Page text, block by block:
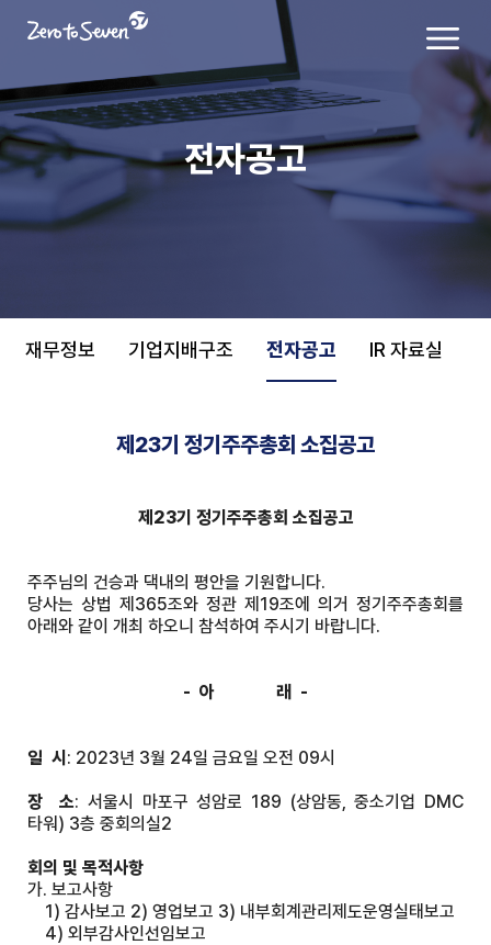
전자공고
재무정보 기업지배구조 전자공고 IR 자료실
제23기 정기주주총회 소집공고
제23기 정기주주총회 소집공고
주주님의 건승과 댁내의 평안을 기원합니다.
당사는 상법 제365조와 정관 제19조에 의거 정기주주총회를
아래와 같이 개최 하오니 참석하여 주시기 바랍니다.
- 아 래 -
일 시 : 2023년 3월 24일 금요일 오전 09시
장 소: 서울시 마포구 성암로 189 (상암동, 중소기업 DMC
타워) 3층 중회의실2
회의 및 목적사항
가. 보고사항
1) 감사보고 2) 영업보고 3) 내부회계관리제도운영실태보고
4) 외부감사인선임보고